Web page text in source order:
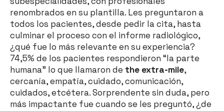
renombrados en su plantilla. Les preguntaron a
todos los pacientes, desde pedir la cita, hasta
culminar el proceso con el informe radiológico,
¿qué fue lo más relevante en su experiencia?
74,5% de los pacientes respondieron “la parte
humana” lo que llamaron de the extra-mile,
cercanía, empatía, cuidado, comunicación,
cuidados, etcétera. Sorprendente sin duda, pero
más impactante fue cuando se les preguntó, ¿de